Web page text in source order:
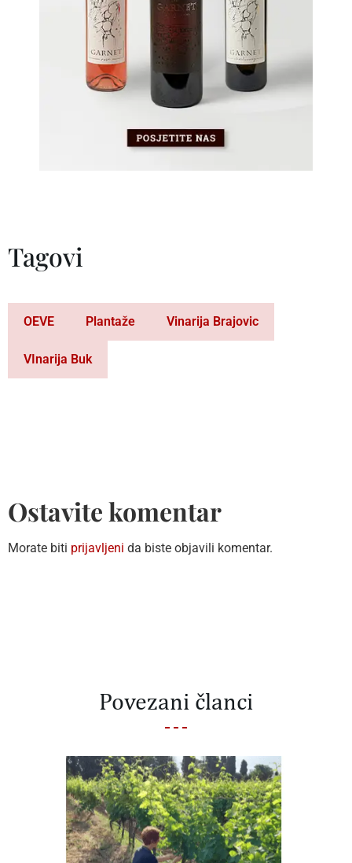
Tagovi
OEVE Plantaže Vinarija Brajovic
VInarija Buk
Ostavite komentar
Morate biti prijavljeni da biste objavili komentar.
Povezani članci